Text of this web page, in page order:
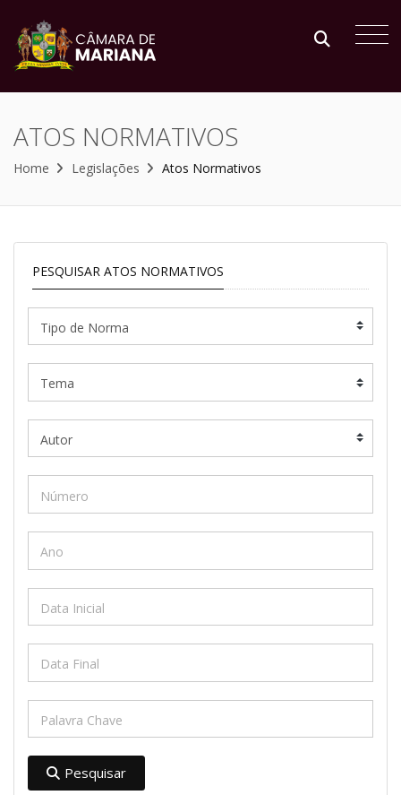
ATOS NORMATIVOS
Home Legislações Atos Normativos
PESQUISAR ATOS NORMATIVOS
Pesquisar